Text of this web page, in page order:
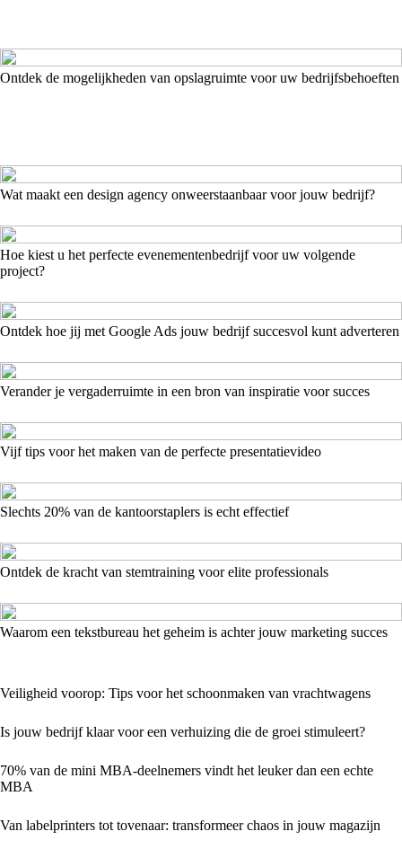
Ontdek de mogelijkheden van opslagruimte voor uw bedrijfsbehoeften
Wat maakt een design agency onweerstaanbaar voor jouw bedrijf?
Hoe kiest u het perfecte evenementenbedrijf voor uw volgende
project?
Ontdek hoe jij met Google Ads jouw bedrijf succesvol kunt adverteren
Verander je vergaderruimte in een bron van inspiratie voor succes
Vijf tips voor het maken van de perfecte presentatievideo
Slechts 20% van de kantoorstaplers is echt effectief
Ontdek de kracht van stemtraining voor elite professionals
Waarom een tekstbureau het geheim is achter jouw marketing succes
Veiligheid voorop: Tips voor het schoonmaken van vrachtwagens
Is jouw bedrijf klaar voor een verhuizing die de groei stimuleert?
70% van de mini MBA-deelnemers vindt het leuker dan een echte
MBA
Van labelprinters tot tovenaar: transformeer chaos in jouw magazijn